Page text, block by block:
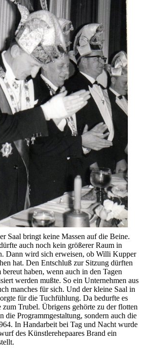
Saal bringt keine Massen auf die Beine.
auch noch kein größerer Raum in
Dann wird sich erweisen, ob Willi Kupper
hat. Den Entschluß zur Sitzung dürften
haben, wenn auch in den Tagen
werden mußte. So ein Unternehmen aus
manches für sich. Und der kleine Saal in
für die Tuchfühlung. Da bedurfte es
Trubel. Übrigens gehörte zu der flotten
die Programmgestaltung, sondern auch die
In Handarbeit bei Tag und Nacht wurde
des Künstlerehepaares Brand ein